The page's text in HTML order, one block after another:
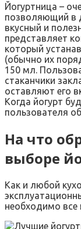
Йогуртница –
позволяющий в
вкусный и
представляет
который
(обычно их
150 мл.
стаканчики
оставляют его
Когда йогурт
пользователя
На что
выборе
Как и любой
необходимо все